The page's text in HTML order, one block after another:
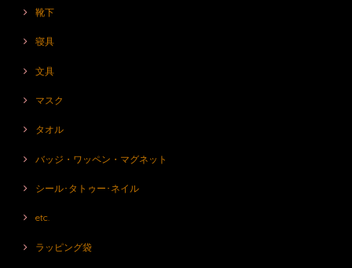
靴下
寝具
文具
マスク
タオル
バッジ・ワッペン・マグネット
シール･タトゥー･ネイル
etc.
ラッピング袋